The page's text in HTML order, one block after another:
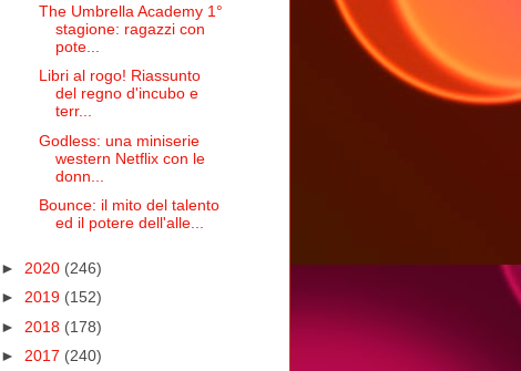
The Umbrella Academy 1°
stagione: ragazzi con
pote...
Libri al rogo! Riassunto
del regno d'incubo e
terr...
Godless: una miniserie
western Netflix con le
donn...
Bounce: il mito del talento
ed il potere dell'alle...
► 2020 (246)
► 2019 (152)
► 2018 (178)
► 2017 (240)